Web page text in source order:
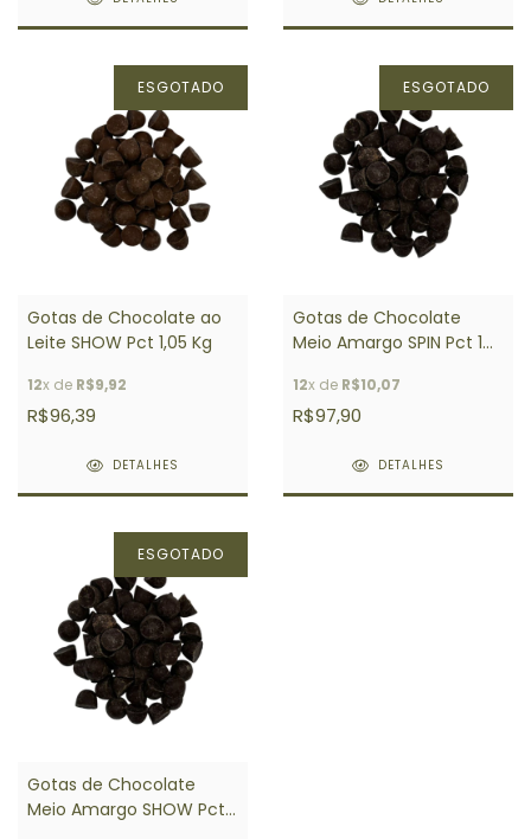
ESGOTADO
Gotas de Chocolate ao
Leite SHOW Pct 1,05 Kg
12x de R$9,92
R$96,39
DETALHES
ESGOTADO
Gotas de Chocolate
Meio Amargo SPIN Pct 1
12x de R$10,07
R$97,90
DETALHES
ESGOTADO
Gotas de Chocolate
Meio Amargo SHOW Pct